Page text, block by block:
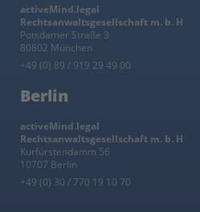
activeMind.legal
Rechtsanwaltsgesellschaft m. b. H
Potsdamer Straße 3
80802 München
+49 (0) 89 / 919 29 49 00
Berlin
activeMind.legal
Rechtsanwaltsgesellschaft m. b. H
Kurfürstendamm 56
10707 Berlin
+49 (0) 30 / 770 19 10 70